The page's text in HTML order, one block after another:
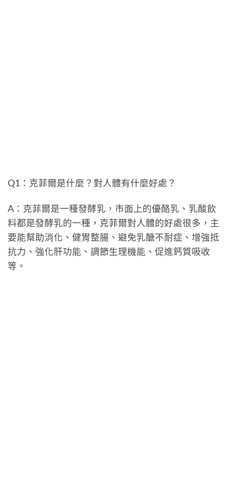
Q1：克菲爾是什麼？對人體有什麼好處？
A：克菲爾是一種發酵乳，市面上的優酪乳、乳酸飲
料都是發酵乳的一種，克菲爾對人體的好處很多，主
要能幫助消化、健胃整腸、避免乳醣不耐症、增強抵
抗力、強化肝功能、調節生理機能、促進鈣質吸收
等。